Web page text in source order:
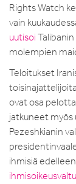
Rights Watch
vain
uutisoi
molempien
Teloitukset
ovat osa
jatkuneet myös
Pezeshkianin
ihmisiä